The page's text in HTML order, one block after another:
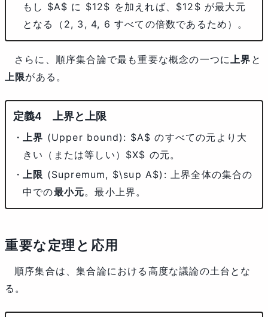
もし $A$ に $12$ を加えれば、 $12$ が最大元
となる（2, 3, 4, 6 すべての倍数であるため）。
さらに、順序集合論で最も重要な概念の一つに上界 と
上限がある。
上界と上限
上界 (Upper bound): $A$ のすべての元より大
きい（または等しい） $X$ の元。
上限 (Supremum, $\sup A$): 上界全体の集合の
中での最小元。最小上界。
重要な定理と応用
順序集合は、集合論における高度な議論の土台とな
る。